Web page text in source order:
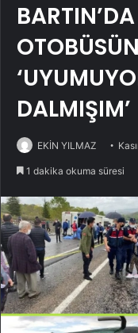
DALMIŞIM’
EKİN YILMAZ
1 dakika okuma süresi